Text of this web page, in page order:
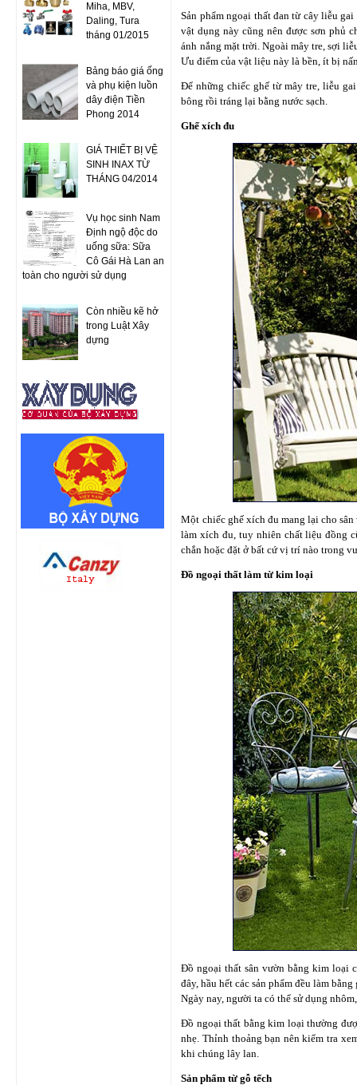
Miha, MBV,
Daling, Tura
tháng 01/2015
Bảng báo giá ống
và phụ kiện luồn
dây điện Tiền
Phong 2014
GIÁ THIẾT BỊ VỆ
SINH INAX TỪ
THÁNG 04/2014
Vụ học sinh Nam
Định ngộ độc do
uống sữa: Sữa
Cô Gái Hà Lan an
toàn cho người sử dụng
Còn nhiều kẽ hở
trong Luật Xây
dựng
Sản phẩm ngoại thất đan từ cây liễu
vật dụng này cũng nên được sơn phủ
ánh nắng mặt trời. Ngoài mây tre, sợi
Ưu điểm của vật liệu này là bền, ít bị
Để những chiếc ghế từ mây tre, liễu
bông rồi tráng lại bằng nước sạch.
Ghế xích đu
Một chiếc ghế xích đu mang lại cho
làm xích đu, tuy nhiên chất liệu đồng
chắn hoặc đặt ở bất cứ vị trí nào trong
Đồ ngoại thất làm từ kim loại
Đồ ngoại thất sân vườn bằng kim loại
đây, hầu hết các sản phẩm đều làm
Ngày nay, người ta có thể sử dụng
Đồ ngoại thất bằng kim loại thường
nhẹ. Thỉnh thoảng bạn nên kiểm tra
khi chúng lây lan.
Sản phẩm từ gỗ tếch